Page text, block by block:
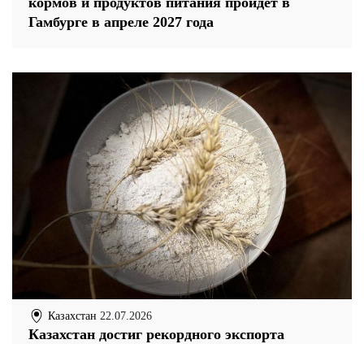
Гамбурге в апреле 2027 года
Казахстан 22.07.2026
Казахстан достиг рекордного экспорта